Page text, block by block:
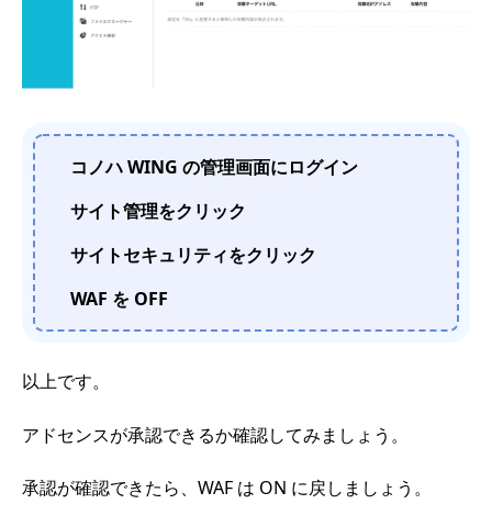
コノハ WING の管理画面にログイン
サイト管理をクリック
サイトセキュリティをクリック
WAF を OFF
以上です。
アドセンスが承認できるか確認してみましょう。
承認が確認できたら、WAF は ON に戻しましょう。